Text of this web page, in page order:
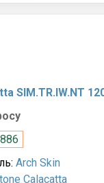
SIM.TR.IW.NT
Arch Skin
Calacatta